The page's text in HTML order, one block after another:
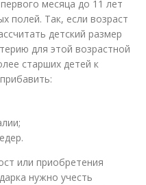
месяца до 11 лет
полей. Так, если возраст
детский размер
для этой возрастной
старших детей к
или приобретения
нужно учесть